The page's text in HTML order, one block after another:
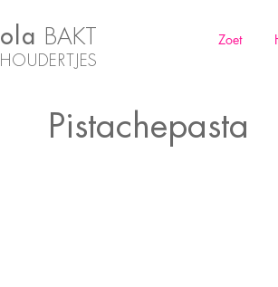
BAKT Zoet
Pistachepasta